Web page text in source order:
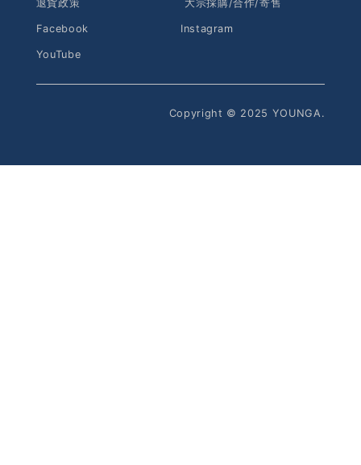
退貨政策 大宗採購/合作/寄售
Facebook Instagram
YouTube
Copyright © 2025 YOUNGA.